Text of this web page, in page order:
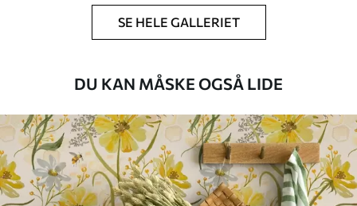
med en bredde på op til 50 cm.
muligheder
tapetklæber.
blød svamp. Tapeter med lakfinish kan
rengøres med vand.
Anvendelsesmetode Problemfri anvendelse
SE HELE GALLERIET
DU KAN MÅSKE OGSÅ LIDE